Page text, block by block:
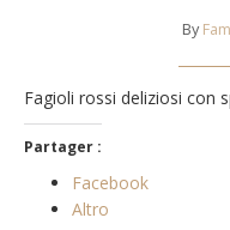
By
Fagioli rossi deliziosi con
Partager :
Facebook
Altro